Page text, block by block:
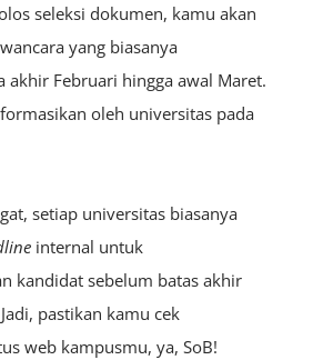
seleksi dokumen, kamu akan
yang biasanya
akhir Februari hingga awal Maret.
oleh universitas pada
setiap universitas biasanya
internal untuk
kandidat sebelum batas akhir
pastikan kamu cek
web kampusmu, ya, SoB!